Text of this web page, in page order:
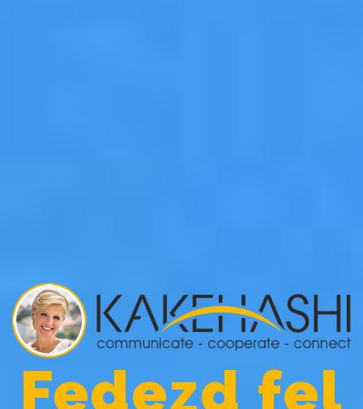
Fedezd fel